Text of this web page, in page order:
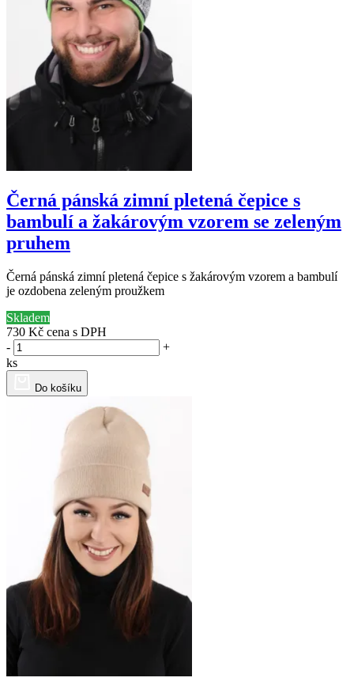
Černá pánská zimní pletená čepice s
bambulí a žakárovým vzorem se zeleným
pruhem
Černá pánská zimní pletená čepice s žakárovým vzorem a bambulí
je ozdobena zeleným proužkem
Skladem
730 Kč cena s DPH
-
+
ks
Do košíku